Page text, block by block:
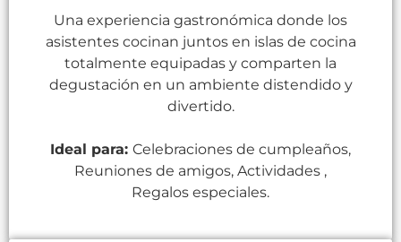
Una experiencia gastronómica donde los
asistentes cocinan juntos en islas de cocina
totalmente equipadas y comparten la
degustación en un ambiente distendido y
divertido.
Ideal para: Celebraciones de cumpleaños,
Reuniones de amigos, Actividades ,
Regalos especiales.